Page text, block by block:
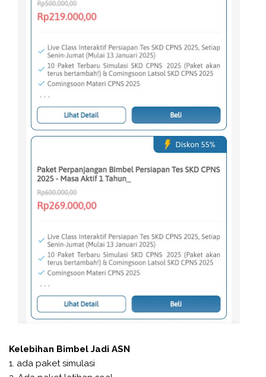
Kelebihan Bimbel Jadi ASN
1. ada paket simulasi